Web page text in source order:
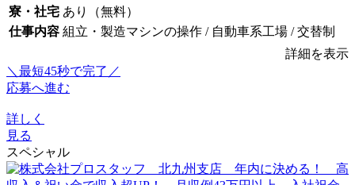
寮・社宅 あり（無料）
仕事内容 組立・製造マシンの操作 / 自動車系工場 / 交替制
詳細を表示
＼最短45秒で完了／
応募へ進む
詳しく
見る
スペシャル